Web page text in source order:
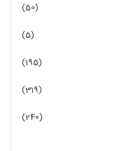
(50)
(5)
(195)
(319)
(240)